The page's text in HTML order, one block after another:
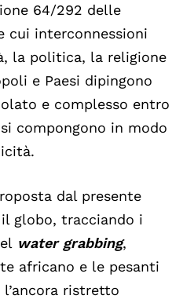
64/292 delle
cui interconnessioni
la politica, la religione
e Paesi dipingono
e complesso entro
compongono in modo
dal presente
globo, tracciando i
water grabbing,
africano e le pesanti
ristretto